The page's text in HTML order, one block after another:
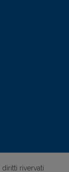
rivervati